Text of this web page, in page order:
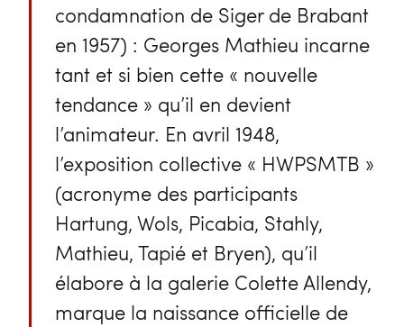
condamnation de Siger de Brabant
en 1957) : Georges Mathieu incarne
tant et si bien cette « nouvelle
tendance » qu’il en devient
l’animateur. En avril 1948,
l’exposition collective « HWPSMTB »
(acronyme des participants
Hartung, Wols, Picabia, Stahly,
Mathieu, Tapié et Bryen), qu’il
élabore à la galerie Colette Allendy,
marque la naissance officielle de